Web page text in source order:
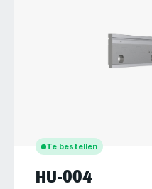
Te bestellen
HU-004